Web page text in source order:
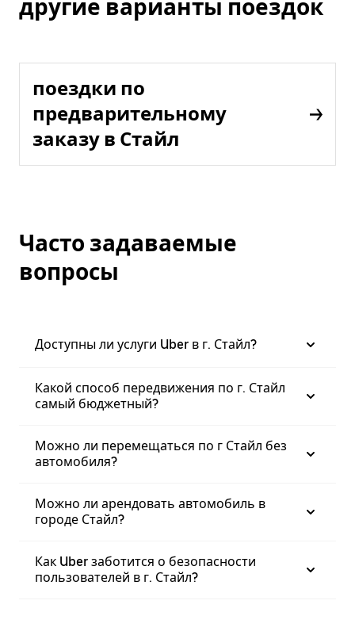
другие варианты поездок
поездки по
предварительному
заказу в Стайл
Часто задаваемые
вопросы
Доступны ли услуги Uber в г. Стайл?
Какой способ передвижения по г. Стайл
самый бюджетный?
Можно ли перемещаться по г Стайл без
автомобиля?
Можно ли арендовать автомобиль в
городе Стайл?
Как Uber заботится о безопасности
пользователей в г. Стайл?